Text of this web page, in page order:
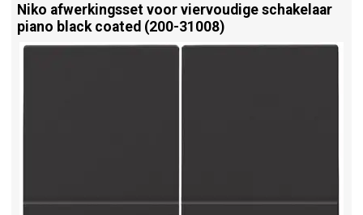
Niko afwerkingsset voor viervoudige schakelaar
piano black coated (200-31008)